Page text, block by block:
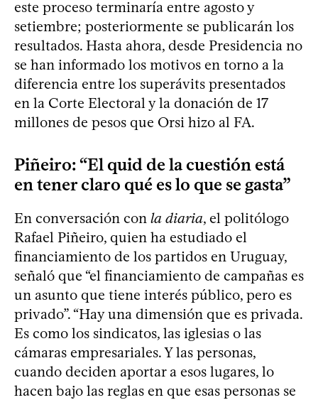
este proceso terminaría entre agosto y
setiembre; posteriormente se publicarán los
resultados. Hasta ahora, desde Presidencia no
se han informado los motivos en torno a la
diferencia entre los superávits presentados
en la Corte Electoral y la donación de 17
millones de pesos que Orsi hizo al FA.
Piñeiro: “El quid de la cuestión está
en tener claro qué es lo que se gasta”
En conversación con la diaria, el politólogo
Rafael Piñeiro, quien ha estudiado el
financiamiento de los partidos en Uruguay,
señaló que “el financiamiento de campañas es
un asunto que tiene interés público, pero es
privado”. “Hay una dimensión que es privada.
Es como los sindicatos, las iglesias o las
cámaras empresariales. Y las personas,
cuando deciden aportar a esos lugares, lo
hacen bajo las reglas en que esas personas se